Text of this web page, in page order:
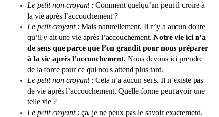
Le petit non-croyant : Comment quelqu’un peut il croire à
la vie après l’accouchement ?
Le petit croyant : Mais naturellement. Il n’y a aucun doute
qu’il y ait une vie après l’accouchement. Notre vie ici n’a
de sens que parce que l’on grandit pour nous préparer
à la vie après l’accouchement. Nous devons ici prendre
de la force pour ce qui nous attend plus tard.
Le petit non-croyant : Cela n’a aucun sens. Il n’existe pas
de vie après l’accouchement. Quelle forme peut avoir une
telle vie ?
Le petit croyant : ça, je ne peux pas le savoir exactement.